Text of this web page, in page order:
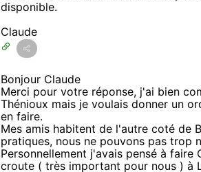
disponible.
Claude
Bonjour Claude
Merci pour votre réponse, j'ai bien
Thénioux mais je voulais donner un
en faire.
Mes amis habitent de l'autre coté de
pratiques, nous ne pouvons pas trop
Personnellement j'avais pensé à
croute ( très important pour nous ) à